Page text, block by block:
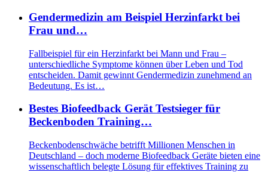
Gendermedizin am Beispiel Herzinfarkt bei
Frau und…
Fallbeispiel für ein Herzinfarkt bei Mann und Frau –
unterschiedliche Symptome können über Leben und Tod
entscheiden. Damit gewinnt Gendermedizin zunehmend an
Bedeutung. Es ist…
Bestes Biofeedback Gerät Testsieger für
Beckenboden Training…
Beckenbodenschwäche betrifft Millionen Menschen in
Deutschland – doch moderne Biofeedback Geräte bieten eine
wissenschaftlich belegte Lösung für effektives Training zu